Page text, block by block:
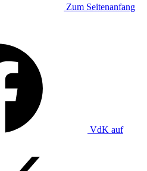
Zum Seitenanfang
VdK auf